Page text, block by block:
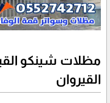
مظلات شينكو
القيروان